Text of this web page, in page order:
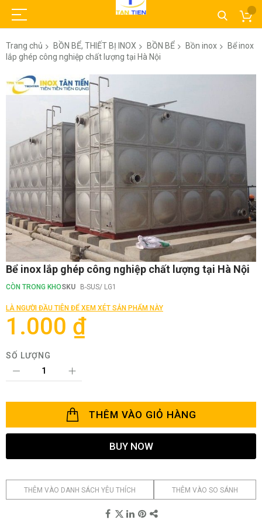
Trang chủ BỒN BỂ, THIẾT BỊ INOX BỒN BỂ Bồn inox
Bể inox
lắp ghép công nghiệp chất lượng tại Hà Nội
Chuyển
đến
phần
hình
ảnh
Chuyển
đến
phần
của
thư
hình
Bể inox lắp ghép công nghiệp chất lượng tại Hà Nội
CÒN TRONG KHOSKU B-SUS/ LG1
LÀ NGƯỜI ĐẦU TIÊN ĐỂ XEM XÉT SẢN PHẨM NÀY
1.000 ₫
SỐ LƯỢNG
THÊM VÀO GIỎ HÀNG
BUY NOW
THÊM VÀO DANH SÁCH YÊU THÍCH THÊM VÀO SO SÁNH